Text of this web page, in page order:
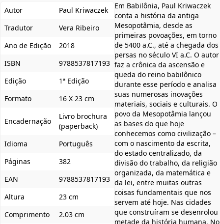
Autor
Paul Kriwaczek
Tradutor
Vera Ribeiro
Ano de Edição
2018
ISBN
9788537817193
Edição
1ª Edição
Formato
16 X 23 cm
Encadernação
Livro brochura
(paperback)
Idioma
Português
Páginas
382
EAN
9788537817193
Altura
23 cm
Comprimento
2.03 cm
Em Babilônia, Paul Kriwaczek
conta a história da antiga
Mesopotâmia, desde as
primeiras povoações, em torno
de 5400 a.C., até a chegada dos
persas no século VI a.C. O autor
faz a crônica da ascensão e
queda do reino babilônico
durante esse período e analisa
suas numerosas inovações
materiais, sociais e culturais. O
povo da Mesopotâmia lançou
as bases do que hoje
conhecemos como civilização –
com o nascimento da escrita,
do estado centralizado, da
divisão do trabalho, da religião
organizada, da matemática e
da lei, entre muitas outras
coisas fundamentais que nos
servem até hoje. Nas cidades
que construíram se desenrolou
metade da história humana. No